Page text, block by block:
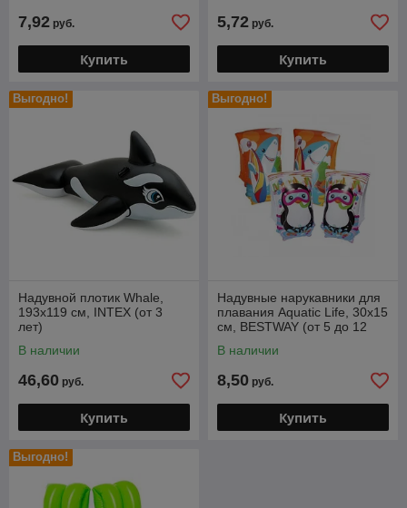
7,92 руб.
Купить
5,72 руб.
Купить
Выгодно!
Надувной плотик Whale,
193х119 см, INTEX (от 3
лет)
В наличии
46,60 руб.
Купить
Выгодно!
Надувные нарукавники для
плавания Aquatic Life, 30x15
см, BESTWAY (от 5 до 12
В наличии
8,50 руб.
Купить
Выгодно!